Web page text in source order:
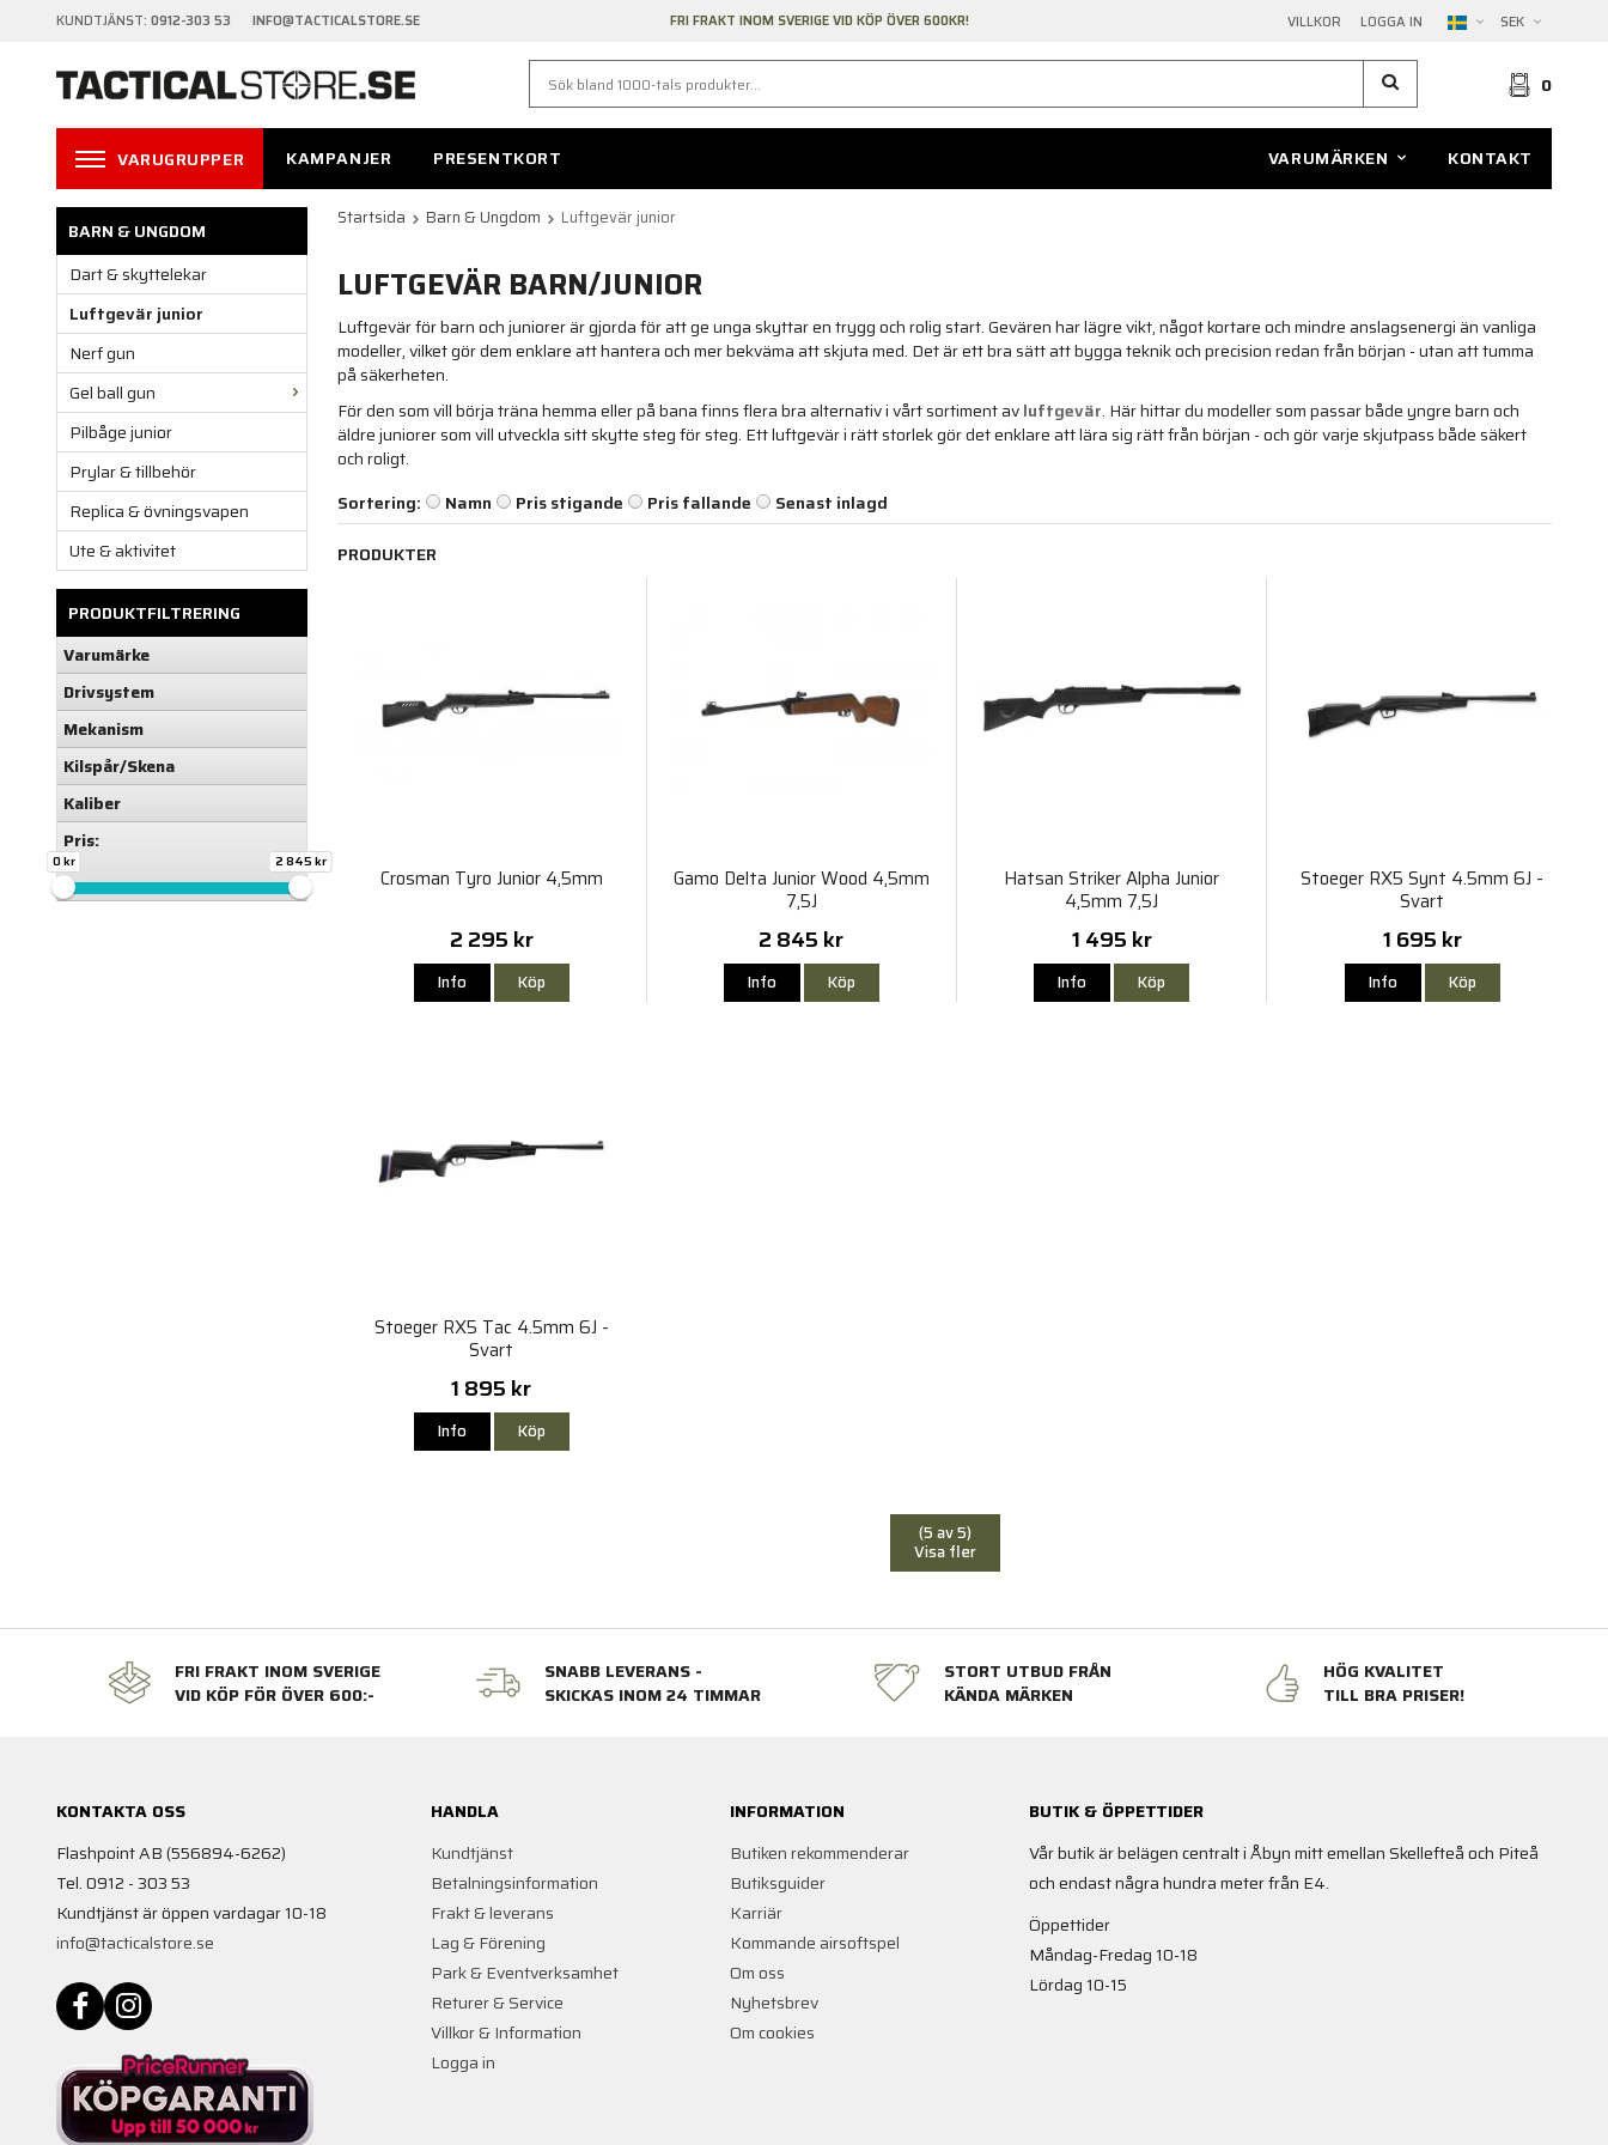
KUNDTJÄNST: 0912-303 53 INFO@TACTICALSTORE.SE VILLKOR LOGGA IN SEK
FRI FRAKT INOM SVERIGE VID KÖP ÖVER 600KR!
0
VARUGRUPPER KAMPANJER PRESENTKORT VARUMÄRKEN KONTAKT
BARN & UNGDOM
Dart & skyttelekar
Luftgevär junior
Nerf gun
Gel ball gun
Pilbåge junior
Prylar & tillbehör
Replica & övningsvapen
Ute & aktivitet
PRODUKTFILTRERING
Varumärke
Drivsystem
Mekanism
Kilspår/Skena
Kaliber
Pris:
0 kr 2 845 kr
Startsida Barn & Ungdom Luftgevär junior
LUFTGEVÄR BARN/JUNIOR
Luftgevär för barn och juniorer är gjorda för att ge unga skyttar en trygg och rolig start. Gevären har lägre vikt, något kortare och mindre anslagsenergi än vanliga
modeller, vilket gör dem enklare att hantera och mer bekväma att skjuta med. Det är ett bra sätt att bygga teknik och precision redan från början - utan att tumma
på säkerheten.
För den som vill börja träna hemma eller på bana finns flera bra alternativ i vårt sortiment avluftgevär. Här hittar du modeller som passar både yngre barn och
äldre juniorer som vill utveckla sitt skytte steg för steg. Ett luftgevär i rätt storlek gör det enklare att lära sig rätt från början - och gör varje skjutpass både säkert
och roligt.
Sortering:
Namn Pris stigande Pris fallande
Senast inlagd
PRODUKTER
Crosman Tyro Junior 4,5mm
2 295 kr
Info Köp
Gamo Delta Junior Wood 4,5mm
7,5J
2 845 kr
Info Köp
Hatsan Striker Alpha Junior
4,5mm 7,5J
1 495 kr
Info Köp
Stoeger RX5 Synt 4.5mm 6J -
Svart
1 695 kr
Info Köp
Stoeger RX5 Tac 4.5mm 6J -
Svart
1 895 kr
Info Köp
(5 av 5)
Visa fler
FRI FRAKT INOM SVERIGE
VID KÖP FÖR ÖVER 600:-
SNABB LEVERANS -
SKICKAS INOM 24 TIMMAR
STORT UTBUD FRÅN
KÄNDA MÄRKEN
HÖG KVALITET
TILL BRA PRISER!
KONTAKTA OSS
Flashpoint AB (556894-6262)
Tel. 0912 - 303 53
Kundtjänst är öppen vardagar 10-18
info@tacticalstore.se
HANDLA
Kundtjänst
Betalningsinformation
Frakt & leverans
Lag & Förening
Park & Eventverksamhet
Returer & Service
Villkor & Information
Logga in
INFORMATION
Butiken rekommenderar
Butiksguider
Karriär
Kommande airsoftspel
Om oss
Nyhetsbrev
Om cookies
BUTIK & ÖPPETTIDER
Vår butik är belägen centralt i Åbyn mitt emellan Skellefteå och Piteå
och endast några hundra meter från E4.
Öppettider
Måndag-Fredag 10-18
Lördag 10-15